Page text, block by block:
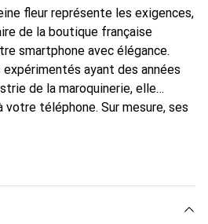
fleur représente les exigences,
de la boutique française
smartphone avec élégance.
ayant des années
de la maroquinerie, elle
téléphone. Sur mesure, ses
chic et indispensable pour
la marque Noreve est un
exigeante.